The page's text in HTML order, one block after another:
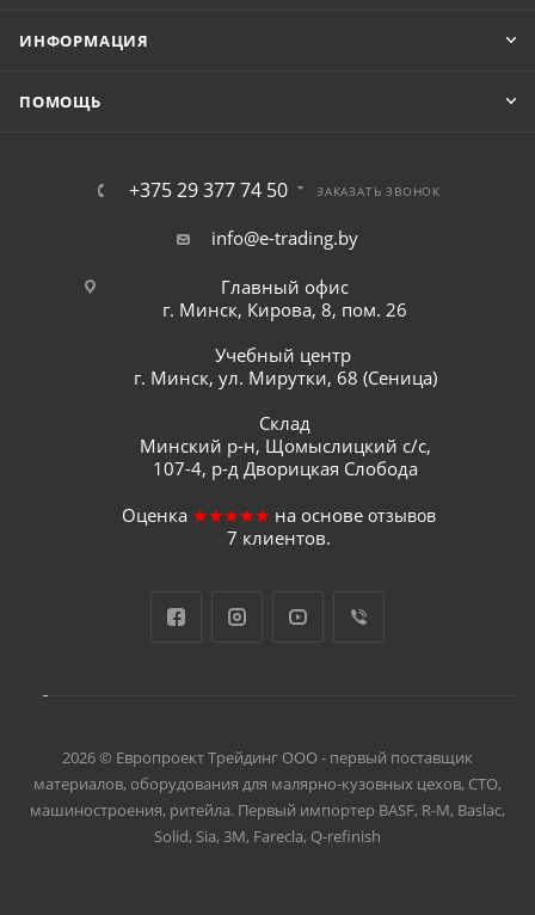
ИНФОРМАЦИЯ
ПОМОЩЬ
+375 29 377 74 50 ЗАКАЗАТЬ ЗВОНОК
info@e-trading.by
Главный офис
г. Минск, Кирова, 8, пом. 26
Учебный центр
г. Минск, ул. Мирутки, 68 (Сеница)
Склад
Минский р-н, Щомыслицкий с/с,
107-4, р-д Дворицкая Слобода
Оценка ★★★★★ на основе отзывов
7 клиентов.
2026 © Европроект Tрейдинг ООО - первый поставщик
материалов, оборудования для малярно-кузовных цехов, СТО,
машиностроения, ритейла. Первый импортер BASF, R-M, Baslac,
Solid, Sia, 3M, Farecla, Q-refinish